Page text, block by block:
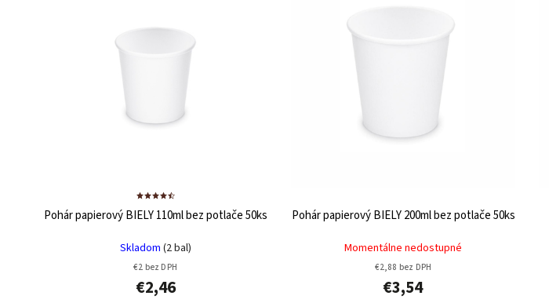
Pohár papierový BIELY 110ml bez potlače50ks
Skladom (2 bal)
€2 bez DPH
€2,46
Pohár papierový BIELY 200ml bez potlače50ks
Momentálne nedostupné
€2,88 bez DPH
€3,54